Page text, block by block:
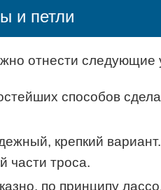
и петли
отнести следующие
способов
крепкий
части троса.
по принципу